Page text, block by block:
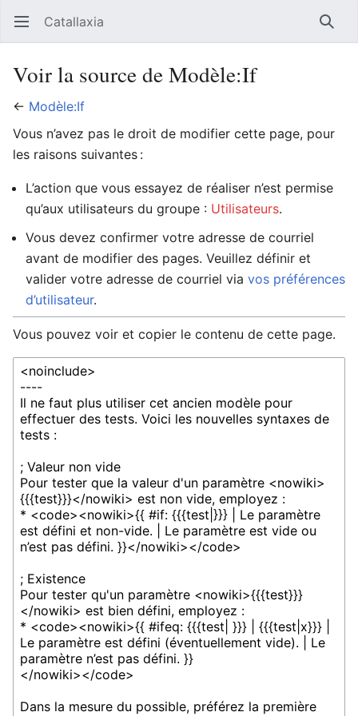
Ouvrir le menu principal Catallaxia
Voir la source de Modèle:If
← Modèle:If
Vous n’avez pas le droit de modifier cette page, pour
les raisons suivantes :
L’action que vous essayez de réaliser n’est permise
qu’aux utilisateurs du groupe : Utilisateurs.
Vous devez confirmer votre adresse de courriel
avant de modifier des pages. Veuillez définir et
valider votre adresse de courriel via vos préférences
d’utilisateur.
Vous pouvez voir et copier le contenu de cette page.